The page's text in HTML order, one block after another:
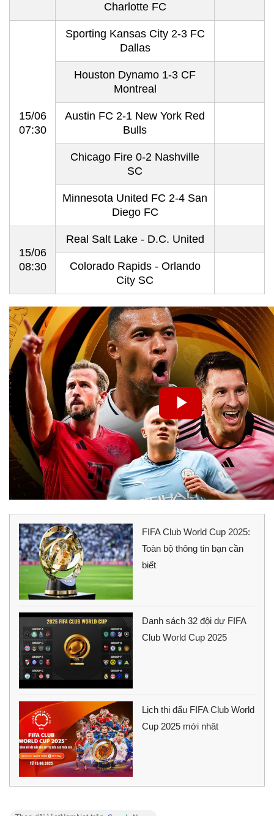
Charlotte FC
15/06
07:30
Sporting Kansas City 2-3 FC
Dallas
Houston Dynamo 1-3 CF
Montreal
Austin FC 2-1 New York Red
Bulls
Chicago Fire 0-2 Nashville
SC
Minnesota United FC 2-4 San
Diego FC
15/06
08:30
Real Salt Lake - D.C. United
Colorado Rapids - Orlando
City SC
FIFA Club World Cup 2025:
Toàn bộ thông tin bạn cần
biết
Danh sách 32 đội dự FIFA
Club World Cup 2025
Lịch thi đấu FIFA Club World
Cup 2025 mới nhât